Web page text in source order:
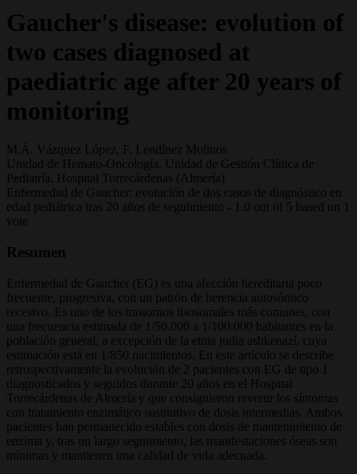
Gaucher's disease: evolution of
two cases diagnosed at
paediatric age after 20 years of
monitoring
M.Á. Vázquez López, F. Lendínez Molinos
Unidad de Hemato-Oncología. Unidad de Gestión Clínica de
Pediatría. Hospital Torrecárdenas (Almería)
Enfermedad de Gaucher: evolución de dos casos de diagnóstico en
edad pediátrica tras 20 años de seguimiento - 1.0 out of 5 based on
1
vote
Resumen
Enfermedad de Gaucher (EG) es una afección hereditaria poco
frecuente, progresiva, con un patrón de herencia autosómico
recesivo. Es uno de los trastornos lisosomales más comunes, con
una frecuencia estimada de 1/50.000 a 1/100.000 habitantes en la
población general, a excepción de la etnia judía ashkenazí, cuya
estimación está en 1/850 nacimientos. En este artículo se describe
retrospectivamente la evolución de 2 pacientes con EG de tipo 1
diagnosticados y seguidos durante 20 años en el Hospital
Torrecárdenas de Almería y que consiguieron revertir los síntomas
con tratamiento enzimático sustitutivo de dosis intermedias. Ambos
pacientes han permanecido estables con dosis de mantenimiento de
enzima y, tras un largo seguimiento, las manifestaciones óseas son
mínimas y mantienen una calidad de vida adecuada.